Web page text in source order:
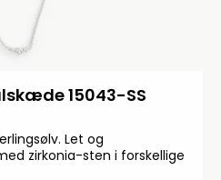
15043-SS
Let og
zirkonia-sten i forskellige